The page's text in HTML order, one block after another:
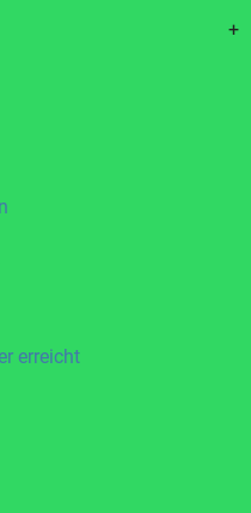
+
erreicht